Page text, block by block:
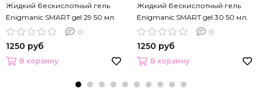
Жидкий бескислотный гель
Enigmanic SMART gel 29 50 мл.
0
1250 руб
В корзину
Жидкий бескислотный гель
Enigmanic SMART gel 30 50 мл.
0
1250 руб
В корзину